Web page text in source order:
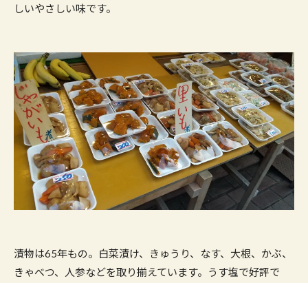
しいやさしい味です。
漬物は65年もの。白菜漬け、きゅうり、なす、大根、かぶ、
きゃべつ、人参などを取り揃えています。うす塩で好評で